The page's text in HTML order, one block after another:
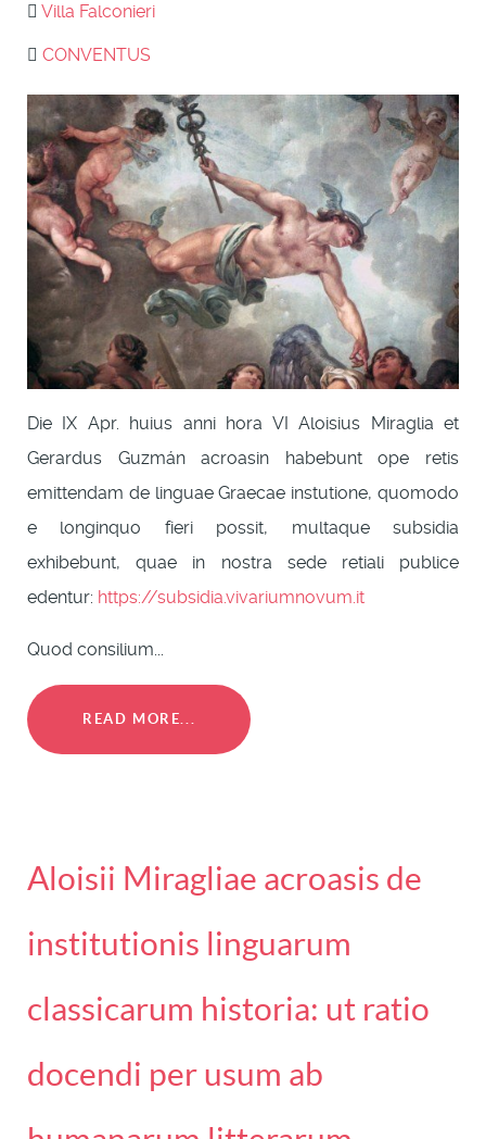
Villa Falconieri
CONVENTUS
Die IX Apr. huius anni hora VI Aloisius Miraglia et
Gerardus Guzmán acroasin habebunt ope retis
emittendam de linguae Graecae instutione, quomodo
e longinquo fieri possit, multaque subsidia
exhibebunt, quae in nostra sede retiali publice
edentur: https://subsidia.vivariumnovum.it
Quod consilium...
READ MORE...
Aloisii Miragliae acroasis de
institutionis linguarum
classicarum historia: ut ratio
docendi per usum ab